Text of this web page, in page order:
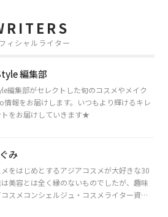
ィシャルライター
編集部
編集部がセレクトした旬のコスメやメイク
情報をお届けします。いつもより輝けるキレ
トをお届けしていきます★
み
をはじめとするアジアコスメが大好きな30
美容とは全く縁のないものでしたが、趣味
スメコンシェルジュ・コスメライター資格